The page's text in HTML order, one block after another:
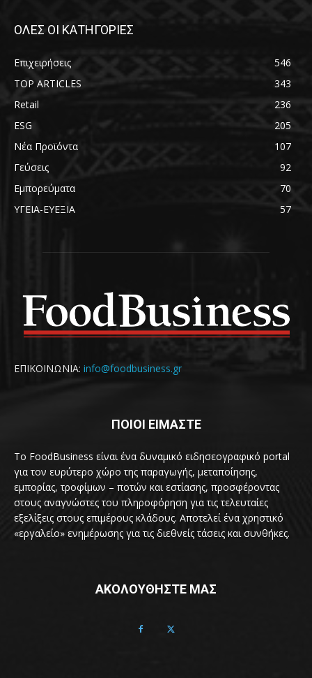
ΟΛΕΣ ΟΙ ΚΑΤΗΓΟΡΙΕΣ
Επιχειρήσεις
546
TOP ARTICLES
343
Retail
236
ESG
205
Νέα Προϊόντα
107
Γεύσεις
92
Εμπορεύματα
70
ΥΓΕΙΑ-ΕΥΕΞΙΑ
57
ΕΠΙΚΟΙΝΩΝΙΑ: info@foodbusiness.gr
ΠΟΙΟΙ ΕΙΜΑΣΤΕ
Το FoodBusiness είναι ένα δυναμικό ειδησεογραφικό portal
για τον ευρύτερο χώρο της παραγωγής, μεταποίησης,
εμπορίας, τροφίμων – ποτών και εστίασης, προσφέροντας
στους αναγνώστες του πληροφόρηση για τις τελευταίες
εξελίξεις στους επιμέρους κλάδους. Αποτελεί ένα χρηστικό
«εργαλείο» ενημέρωσης για τις διεθνείς τάσεις και συνθήκες.
ΑΚΟΛΟΥΘΗΣΤΕ ΜΑΣ